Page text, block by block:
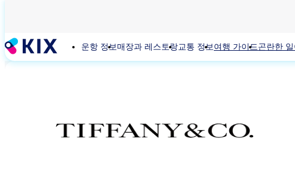
콘
텐
츠
운항 정보매장과 레스토랑교통 정보여행 가이드곤란한